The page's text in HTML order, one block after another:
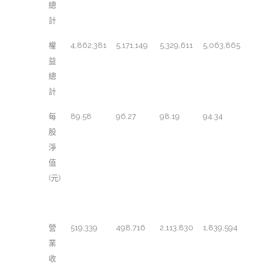
總
計
權
益
總
計
4,862,381 5,171,149 5,329,611 5,063,865
每
股
淨
值
(元)
89.58 96.27 98.19 94.34
營
業
收
519,339 498,716 2,113,830 1,839,594